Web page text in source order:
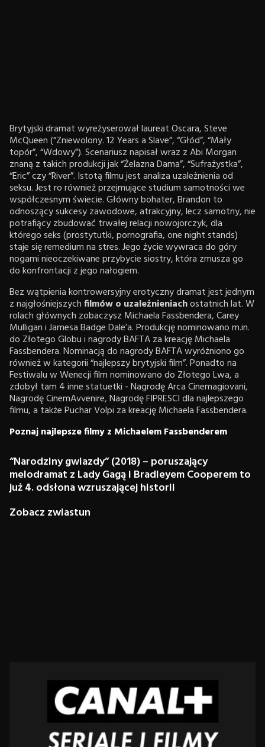
Brytyjski dramat wyreżyserował laureat Oscara, Steve
McQueen (“Zniewolony. 12 Years a Slave”, “Głód”, “Mały
topór”, “Wdowy"). Scenariusz napisał wraz z Abi Morgan
znaną z takich produkcji jak “Żelazna Dama”, “Sufrażystka”,
“Eric” czy “River”. Istotą filmu jest analiza uzależnienia od
seksu. Jest ro również przejmujące studium samotności we
współczesnym świecie. Główny bohater, Brandon to
odnoszący sukcesy zawodowe, atrakcyjny, lecz samotny, nie
potrafiący zbudować trwałej relacji nowojorczyk, dla
którego seks (prostytutki, pornografia, one night stands)
staje się remedium na stres. Jego życie wywraca do góry
nogami nieoczekiwane przybycie siostry, która zmusza go
do konfrontacji z jego nałogiem.
Bez wątpienia kontrowersyjny erotyczny dramat jest jednym
z najgłośniejszychfilmów o uzależnieniachostatnich lat. W
rolach głównych zobaczysz Michaela Fassbendera, Carey
Mulligan i Jamesa Badge Dale’a. Produkcję nominowano m.in.
do Złotego Globu i nagrody BAFTA za kreację Michaela
Fassbendera. Nominacją do nagrody BAFTA wyróżniono go
również w kategorii “najlepszy brytyjski film”. Ponadto na
Festiwalu w Wenecji film nominowano do Złotego Lwa, a
zdobył tam 4 inne statuetki - Nagrodę Arca Cinemagiovani,
Nagrodę CinemAvvenire, Nagrodę FIPRESCI dla najlepszego
filmu, a także Puchar Volpi za kreację Michaela Fassbendera.
Poznaj najlepsze filmy z Michaelem Fassbenderem
“Narodziny gwiazdy” (2018) – poruszający
melodramat z Lady Gagą i Bradleyem Cooperem to
już 4. odsłona wzruszającej historii
Zobacz zwiastun